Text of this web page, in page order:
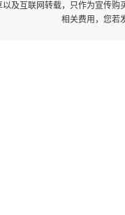
及互联网转载，只作为宣传
相关费用，您若